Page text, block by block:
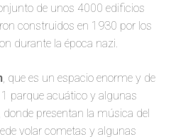
de unos 4000 edificios
construidos en 1930 por los
durante la época nazi.
, que es un espacio enorme y de
parque acuático y algunas
donde presentan la música del
volar cometas y algunas